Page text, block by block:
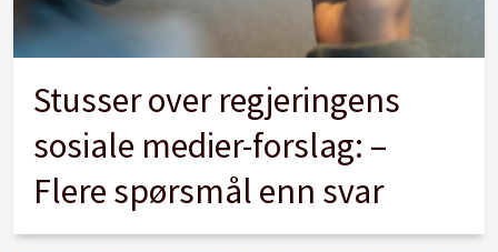
Stusser over regjeringens
sosiale medier-forslag: –
Flere spørsmål enn svar